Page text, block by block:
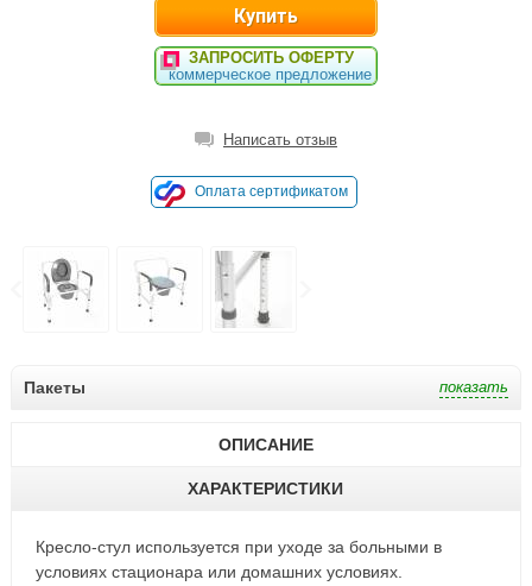
ЗАПРОСИТЬ ОФЕРТУ
коммерческое предложение
Написать отзыв
Оплата сертификатом
Пакеты
ОПИСАНИЕ
ХАРАКТЕРИСТИКИ
Кресло-стул используется при уходе за больными в
условиях стационара или домашних условиях.